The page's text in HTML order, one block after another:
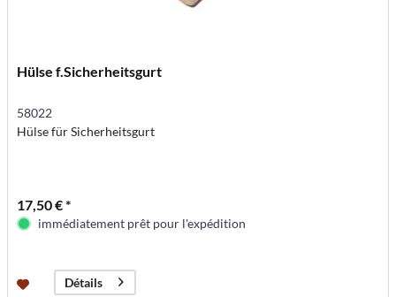
Hülse f.Sicherheitsgurt
58022
Hülse für Sicherheitsgurt
17,50 € *
immédiatement prêt pour l'expédition
Détails